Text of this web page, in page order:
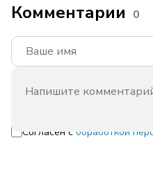
Комментарии 0
Согласен с обработкой